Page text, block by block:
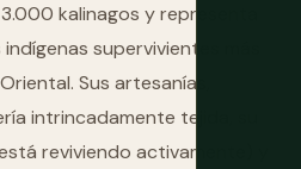
kalinagos y representa
supervivientes más
Sus artesanías,
intrincadamente tejida, su
reviviendo activamente) y